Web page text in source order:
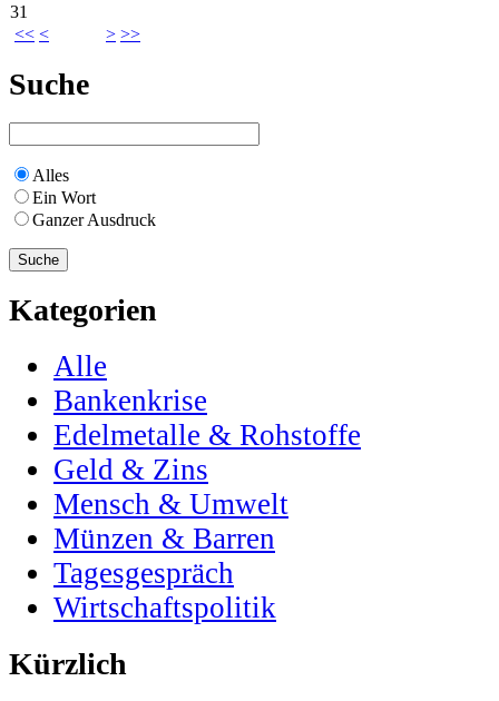
<< < > >>
31
Suche
Alles
Ein Wort
Ganzer Ausdruck
Kategorien
Alle
Bankenkrise
Edelmetalle & Rohstoffe
Geld & Zins
Mensch & Umwelt
Münzen & Barren
Tagesgespräch
Wirtschaftspolitik
Kürzlich